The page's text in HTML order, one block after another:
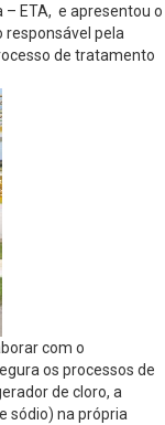
ETA, e apresentou o
responsável pela
de tratamento
com o
os processos de
de cloro, a
sódio) na própria